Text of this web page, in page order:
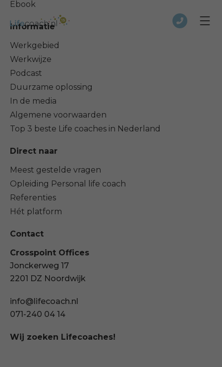
Ebook
Informatie
Werkgebied
Werkwijze
Podcast
Duurzame oplossing
In de media
Algemene voorwaarden
Top 3 beste Life coaches in Nederland
Direct naar
Meest gestelde vragen
Opleiding Personal life coach
Referenties
Hét platform
Contact
Crosspoint Offices
Jonckerweg 17
2201 DZ Noordwijk
info@lifecoach.nl
071-240 04 14
Wij zoeken Lifecoaches!